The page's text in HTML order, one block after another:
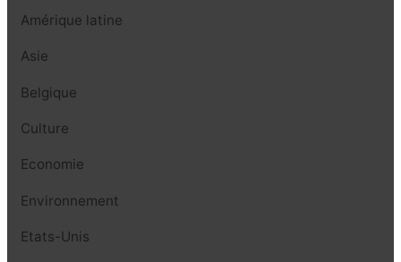
Amérique latine
Asie
Belgique
Culture
Economie
Environnement
Etats-Unis